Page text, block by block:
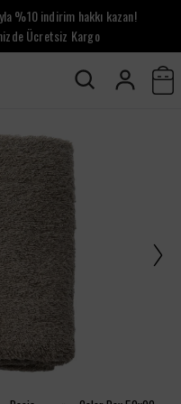
%10 indirim hakkı kazan!
Ücretsiz Kargo